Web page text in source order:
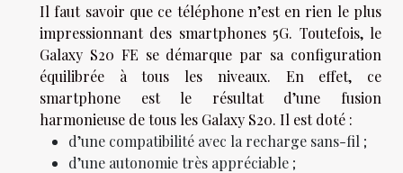
Il faut savoir que ce téléphone n’est en rien le plus
impressionnant des smartphones 5G. Toutefois, le
Galaxy S20 FE se démarque par sa configuration
équilibrée à tous les niveaux. En effet, ce
smartphone est le résultat d’une fusion
harmonieuse de tous les Galaxy S20. Il est doté :
d’une compatibilité avec la recharge sans-fil ;
d’une autonomie très appréciable ;